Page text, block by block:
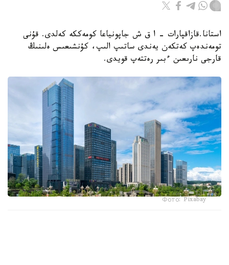
استانا.قازاقپارات - ا ق ش جاپونياعا كومەككە كەلدى. قۇنى
تومەندەپ كەتكەن يەندى ساتىپ الىپ، كۇنشىعىس ەلىنىڭ
قارجى نارىعىن ءبىر رەتتەپ قويدى.
Фото: Pixabay